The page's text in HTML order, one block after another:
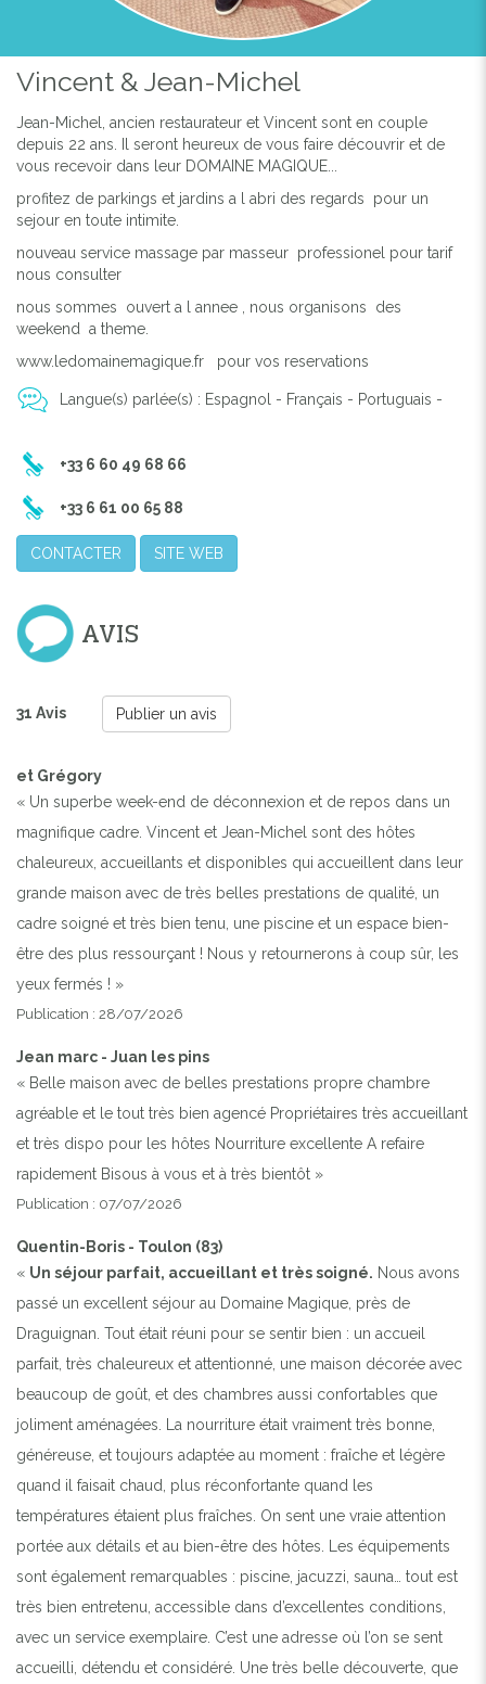
Vincent & Jean-Michel
Jean-Michel, ancien restaurateur et Vincent sont en couple
depuis 22 ans. Il seront heureux de vous faire découvrir et de
vous recevoir dans leur DOMAINE MAGIQUE...
profitez de parkings et jardins a l abri des regards pour un
sejour en toute intimite.
nouveau service massage par masseur professionel pour tarif
nous consulter
nous sommes ouvert a l annee , nous organisons des
weekend a theme.
www.ledomainemagique.fr pour vos reservations
Langue(s) parlée(s) : Espagnol - Français - Portuguais -
+33 6 60 49 68 66
+33 6 61 00 65 88
CONTACTER SITE WEB
AVIS
31 Avis Publier un avis
et Grégory
« Un superbe week-end de déconnexion et de repos dans un
magnifique cadre. Vincent et Jean-Michel sont des hôtes
chaleureux, accueillants et disponibles qui accueillent dans leur
grande maison avec de très belles prestations de qualité, un
cadre soigné et très bien tenu, une piscine et un espace bien-
être des plus ressourçant ! Nous y retournerons à coup sûr, les
yeux fermés ! »
Publication : 28/07/2026
Jean marc - Juan les pins
« Belle maison avec de belles prestations propre chambre
agréable et le tout très bien agencé Propriétaires très accueillant
et très dispo pour les hôtes Nourriture excellente A refaire
rapidement Bisous à vous et à très bientôt »
Publication : 07/07/2026
Quentin-Boris - Toulon (83)
« Un séjour parfait, accueillant et très soigné. Nous avons
passé un excellent séjour au Domaine Magique, près de
Draguignan. Tout était réuni pour se sentir bien : un accueil
parfait, très chaleureux et attentionné, une maison décorée avec
beaucoup de goût, et des chambres aussi confortables que
joliment aménagées. La nourriture était vraiment très bonne,
généreuse, et toujours adaptée au moment : fraîche et légère
quand il faisait chaud, plus réconfortante quand les
températures étaient plus fraîches. On sent une vraie attention
portée aux détails et au bien-être des hôtes. Les équipements
sont également remarquables : piscine, jacuzzi, sauna… tout est
très bien entretenu, accessible dans d’excellentes conditions,
avec un service exemplaire. C’est une adresse où l’on se sent
accueilli, détendu et considéré. Une très belle découverte, que